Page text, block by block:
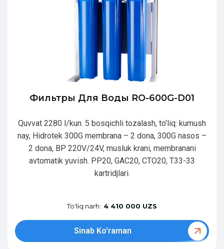
Фильтры Для Воды RO-600G-D01
Quvvat 2280 l/kun. 5 bosqichli tozalash, to’liq: kumush
nay, Hidrotek 300G membrana – 2 dona, 300G nasos –
2 dona, BP 220V/24V, musluk krani, membranani
avtomatik yuvish. PP20, GAC20, CTO20, T33-33
kartridjlari.
To'liq narh: 4 410 000 UZS
Sinab Ko'raman